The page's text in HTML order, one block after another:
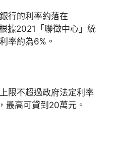
行的利率約落在
據2021「聯徵中心」統
率約為6%。
限不超過政府法定利率
最高可貸到20萬元。